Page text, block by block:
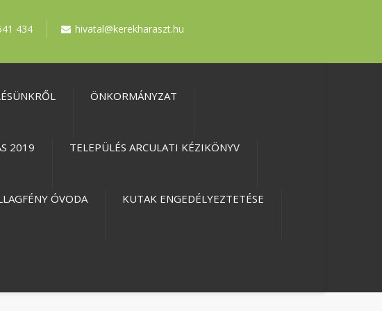
434 hivatal@kerekharaszt.hu
ÖNKORMÁNYZAT
2019 TELEPÜLÉS ARCULATI KÉZIKÖNYV
ÓVODA KUTAK ENGEDÉLYEZTETÉSE